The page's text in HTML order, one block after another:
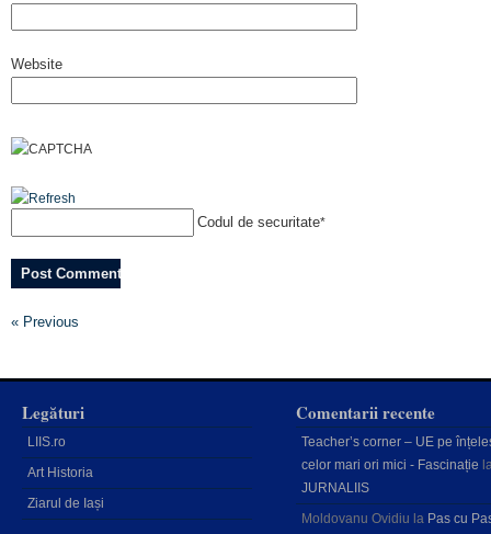
Website
Codul de securitate*
« Previous
Legături
LIIS.ro
Art Historia
Ziarul de Iași
Comentarii recente
Teacher’s corner – UE pe
celor mari ori mici - Fascinație
JURNALIIS
Moldovanu Ovidiu la Pas cu